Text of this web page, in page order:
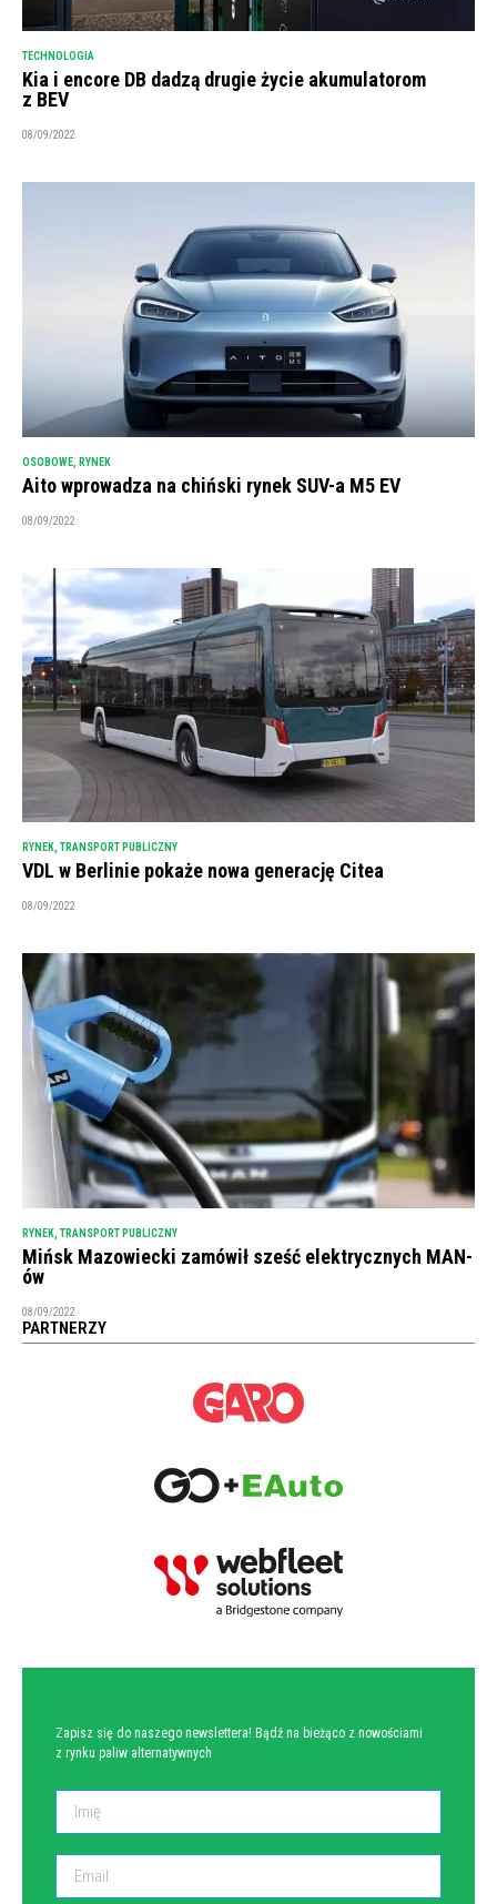
TECHNOLOGIA
Kia i encore DB dadzą drugie życie akumulatorom
z BEV
08/09/2022
OSOBOWE RYNEK
Aito wprowadza na chiński rynek SUV-a M5 EV
08/09/2022
RYNEK TRANSPORT PUBLICZNY
VDL w Berlinie pokaże nowa generację Citea
08/09/2022
RYNEK TRANSPORT PUBLICZNY
Mińsk Mazowiecki zamówił sześć elektrycznych MAN-
ów
08/09/2022
PARTNERZY
Zapisz się do naszego newslettera! Bądź na bieżąco z nowościami
z rynku paliw alternatywnych